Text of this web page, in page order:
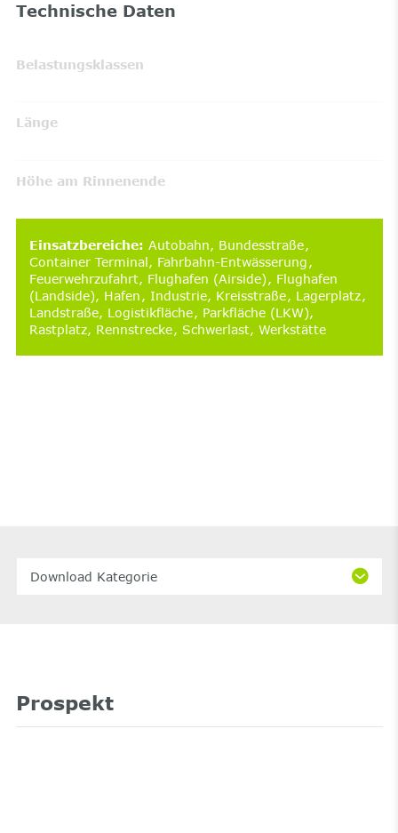
Technische Daten
Belastungsklassen
Länge
Höhe am Rinnenende
Einsatzbereiche: Autobahn Bundesstraße
Container Terminal Fahrbahn-Entwässerung
Feuerwehrzufahrt Flughafen (Airside) Flughafen
(Landside) Hafen Industrie Kreisstraße Lagerplatz
Landstraße Logistikfläche Parkfläche (LKW)
Rastplatz Rennstrecke Schwerlast Werkstätte
Download Kategorie
Prospekt